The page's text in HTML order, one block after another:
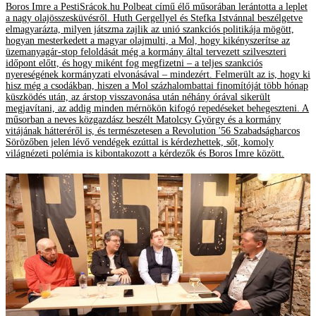
Boros Imre a PestiSrácok.hu Polbeat című élő műsorában lerántotta a leplet
a nagy olajösszesküvésről. Huth Gergellyel és Stefka Istvánnal beszélgetve
elmagyarázta, milyen játszma zajlik az unió szankciós politikája mögött,
hogyan mesterkedett a magyar olajmulti, a Mol, hogy kikényszerítse az
üzemanyagár-stop feloldását még a kormány által tervezett szilveszteri
időpont előtt, és hogy miként fog megfizetni – a teljes szankciós
nyereségének kormányzati elvonásával – mindezért. Felmerült az is, hogy ki
hisz még a csodákban, hiszen a Mol százhalombattai finomítóját több hónap
küszködés után, az árstop visszavonása után néhány órával sikerült
megjavítani, az addig minden mérnökön kifogó repedéseket behegeszteni. A
műsorban a neves közgazdász beszélt Matolcsy György és a kormány
vitájának hátteréről is, és természetesen a Revolution '56 Szabadságharcos
Sörözőben jelen lévő vendégek ezúttal is kérdezhettek, sőt, komoly
világnézeti polémia is kibontakozott a kérdezők és Boros Imre között.